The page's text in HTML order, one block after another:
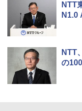
NTT
N1.0
NTT
の